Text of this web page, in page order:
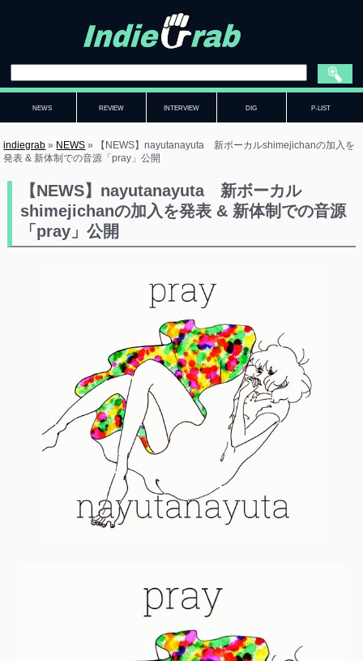
NEWS REVIEW INTERVIEW DIG P-LIST
indiegrab » NEWS »
【NEWS】nayutanayuta 新ボーカルshimejichanの加入を
発表 & 新体制での音源「pray」公開
【NEWS】nayutanayuta 新ボーカル
shimejichanの加入を発表 & 新体制での音源
「pray」公開